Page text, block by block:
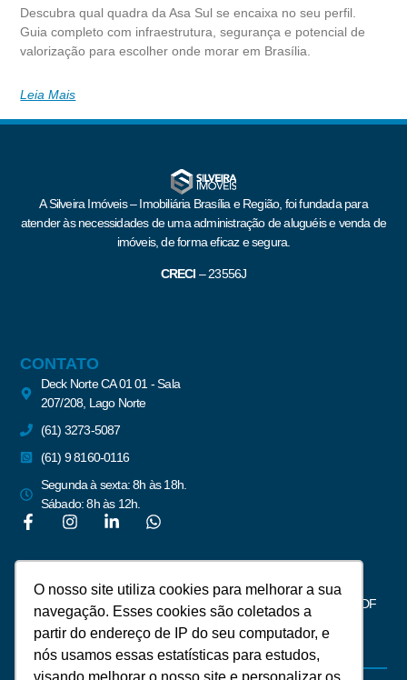
O nosso site utiliza cookies para melhorar a sua
navegação. Esses cookies são coletados a
partir do endereço de IP do seu computador, e
nós usamos essas estatísticas para estudos,
visando melhorar o nosso site e personalizar os
Descubra qual quadra da Asa Sul se encaixa no seu perfil.
Guia completo com infraestrutura, segurança e potencial de
valorização para escolher onde morar em Brasília.
Leia Mais
A Silveira Imóveis – Imobiliária Brasília e Região, foi fundada para
atender às necessidades de uma administração de aluguéis e venda de
imóveis, de forma eficaz e segura.
CRECI –23556J
CONTATO
Deck Norte CA 01 01 - Sala
207/208, Lago Norte
(61) 3273-5087
(61) 9 8160-0116
Segunda à sexta: 8h às 18h.
Sábado: 8h às 12h.
Newsletter
Assine para receber notícias do mercado imobiliário de Brasília – DF